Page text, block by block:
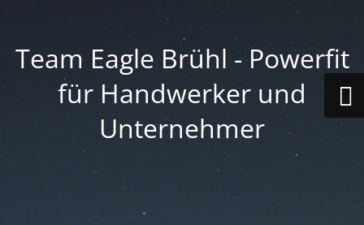
Team Eagle Brühl - Powerfit
für Handwerker und
Unternehmer